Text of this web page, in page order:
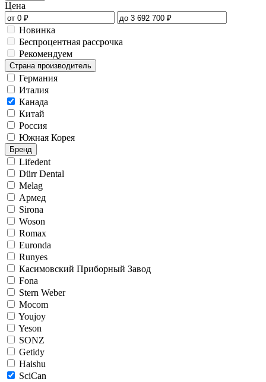
Цена
Новинка
Беспроцентная рассрочка
Рекомендуем
Страна производитель
Германия
Италия
Канада
Китай
Россия
Южная Корея
Бренд
Lifedent
Dürr Dental
Melag
Армед
Sirona
Woson
Romax
Euronda
Runyes
Касимовский Приборный Завод
Fona
Stern Weber
Mocom
Youjoy
Yeson
SONZ
Getidy
Haishu
SciCan